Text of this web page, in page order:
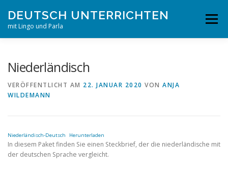
Inhalt
springen
DEUTSCH UNTERRICHTEN
mit Lingo und Parla
Menü
UNTERRICHTSMATERIAL
REPA
Niederländisch
VERÖFFENTLICHT AM 22. JANUAR 2020 VON ANJA
WILDEMANN
Niederländisch-Deutsch Herunterladen
In diesem Paket finden Sie einen Steckbrief, der die niederländische mit
der deutschen Sprache vergleicht.